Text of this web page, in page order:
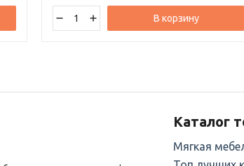
В корзину
Каталог
Мягкая